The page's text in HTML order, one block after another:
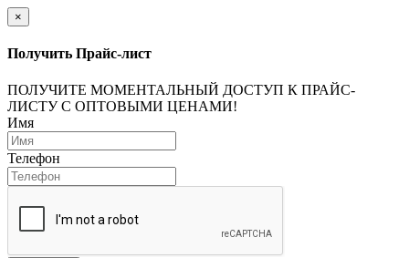
×
Получить Прайс-лист
ПОЛУЧИТЕ МОМЕНТАЛЬНЫЙ ДОСТУП К ПРАЙС-
ЛИСТУ С ОПТОВЫМИ ЦЕНАМИ!
Имя
Телефон